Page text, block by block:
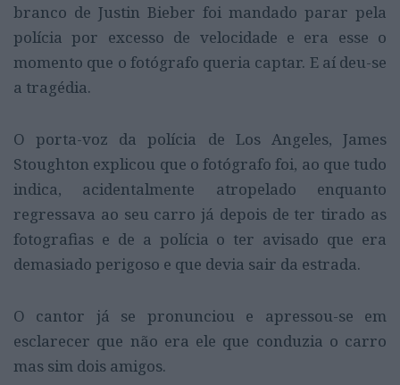
branco de Justin Bieber foi mandado parar pela
polícia por excesso de velocidade e era esse o
momento que o fotógrafo queria captar. E aí deu-se
a tragédia.
O porta-voz da polícia de Los Angeles, James
Stoughton explicou que o fotógrafo foi, ao que tudo
indica, acidentalmente atropelado enquanto
regressava ao seu carro já depois de ter tirado as
fotografias e de a polícia o ter avisado que era
demasiado perigoso e que devia sair da estrada.
O cantor já se pronunciou e apressou-se em
esclarecer que não era ele que conduzia o carro
mas sim dois amigos.